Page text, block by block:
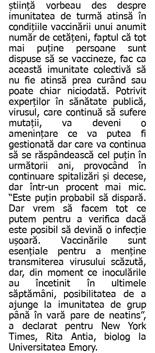
știință vorbeau des despre
imunitatea de turmă atinsă în
condițiile vaccinării unui anumit
număr de cetățeni, faptul că tot
mai puține persoane sunt
dispuse să se vaccineze, fac ca
această imunitate colectivă să
nu fie atinsă prea curând sau
poate chiar niciodată. Potrivit
experților în sănătate publică,
virusul, care continuă să sufere
mutații, va deveni o
amenințare ce va putea fi
gestionată dar care va continua
să se răspândească cel puțin în
următorii ani, provocând în
continuare spitalizări și decese,
dar într-un procent mai mic.
“Este puțin probabil să dispară.
Dar vrem să facem tot ce
putem pentru a verifica dacă
este posibil să devină o infecție
ușoară. Vaccinările sunt
esențiale pentru a menține
transmiterea virusului scăzută,
dar, din moment ce inoculările
au încetinit în ultimele
săptămâni, posibilitatea de a
ajunge la imunitatea de grup
până în vară pare de neatins”,
a declarat pentru New York
Times, Rita Antia, biolog la
Universitatea Emory.